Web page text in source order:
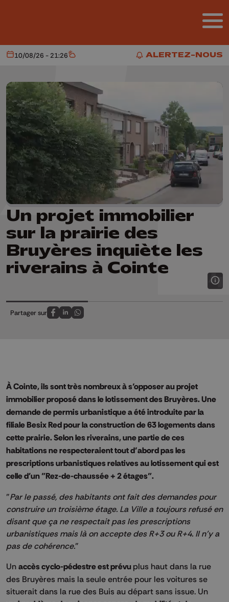
ALERTEZ-NOUS
ALERTEZ-NOUS
Aujourd'hui
10/08/26 - 21:26 Météo
Un projet immobilier
sur la prairie des
Bruyères inquiète les
riverains à Cointe
Partager sur
Partagez sur FaceBook
Partagez sur LinkedIn
Partagez sur Whatsapp
À Cointe, ils sont très nombreux à s’opposer au projet
immobilier proposé dans le lotissement des Bruyères. Une
demande de permis urbanistique a été introduite par la
filiale Besix Red pour la construction de 63 logements dans
cette prairie. Selon les riverains, une partie de ces
habitations ne respecteraient tout d’abord pas les
prescriptions urbanistiques relatives au lotissement qui est
celle d'un "Rez-de-chaussée + 2 étages".
"Par le passé, des habitants ont fait des demandes pour
construire un troisième étage. La Ville a toujours refusé en
disant que ça ne respectait pas les prescriptions
urbanistiques mais là on accepte des R+3 ou R+4. Il n'y a
pas de cohérence."
Un accès cyclo-pédestre est prévu plus haut dans la rue
des Bruyères mais la seule entrée pour les voitures se
situerait dans la rue des Buis au départ sans issue. Un